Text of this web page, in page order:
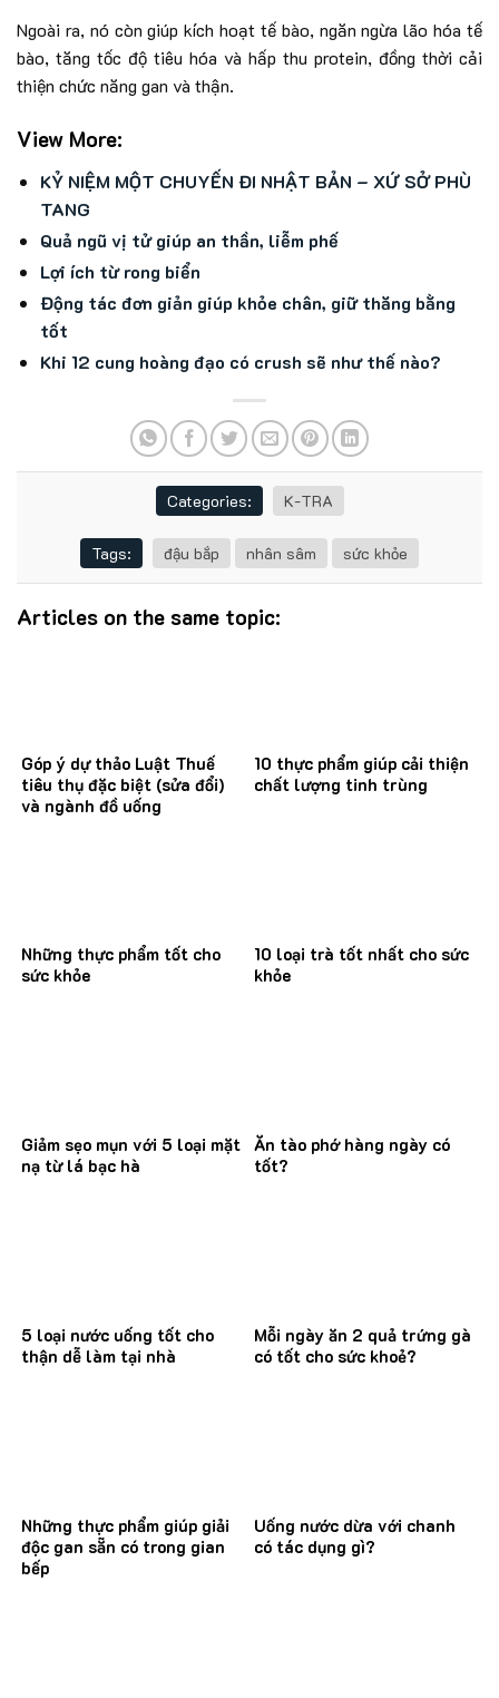
Ngoài ra, nó còn giúp kích hoạt tế bào, ngăn ngừa lão hóa tế
bào, tăng tốc độ tiêu hóa và hấp thu protein, đồng thời cải
thiện chức năng gan và thận.
View More:
KỶ NIỆM MỘT CHUYẾN ĐI NHẬT BẢN – XỨ SỞ PHÙ
TANG
Quả ngũ vị tử giúp an thần, liễm phế
Lợi ích từ rong biển
Động tác đơn giản giúp khỏe chân, giữ thăng bằng
tốt
Khi 12 cung hoàng đạo có crush sẽ như thế nào?
Categories: K-TRA
Tags: đậu bắp nhân sâm sức khỏe
Articles on the same topic:
Góp ý dự thảo Luật Thuế
tiêu thụ đặc biệt (sửa đổi)
và ngành đồ uống
10 thực phẩm giúp cải thiện
chất lượng tinh trùng
Những thực phẩm tốt cho
sức khỏe
10 loại trà tốt nhất cho sức
khỏe
Giảm sẹo mụn với 5 loại mặt
nạ từ lá bạc hà
Ăn tào phớ hàng ngày có
tốt?
5 loại nước uống tốt cho
thận dễ làm tại nhà
Mỗi ngày ăn 2 quả trứng gà
có tốt cho sức khoẻ?
Những thực phẩm giúp giải
độc gan sẵn có trong gian
bếp
Uống nước dừa với chanh
có tác dụng gì?